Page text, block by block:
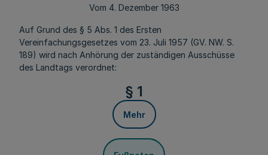
Vom 4. Dezember 1963
Auf Grund des § 5 Abs. 1 des Ersten
Vereinfachungsgesetzes vom 23. Juli 1957 (GV. NW. S.
189) wird nach Anhörung der zuständigen Ausschüsse
des Landtags verordnet:
§ 1
Mehr